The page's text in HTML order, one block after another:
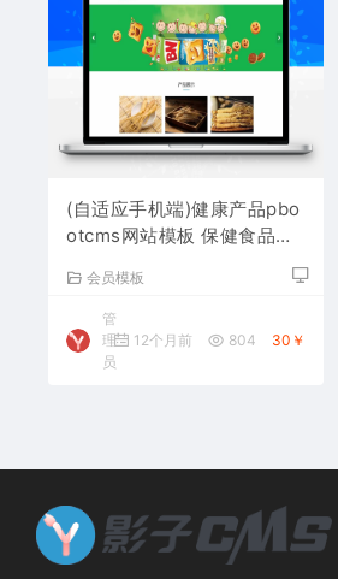
(自适应手机端)健康产品pbo
otcms网站模板 保健食品网
会员模板
管
理
员
12个月前 804 30￥